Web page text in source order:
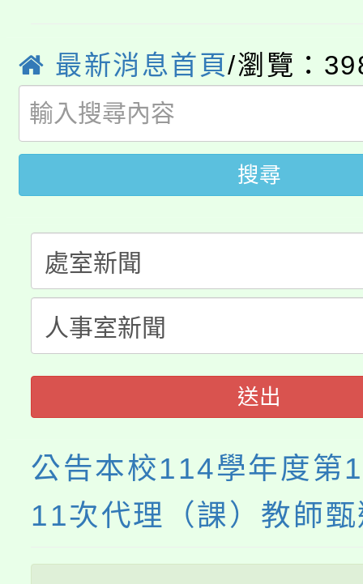
局官網。
8月14至27日，桃園電
開!
115年桃園市運動會8/
田徑場及游泳池舉行。
桃園市低收入戶享有免
視費優惠，中低收入戶
半價優惠，詳情可洽有
者。
大園自造教育及科技中
份教師增能研習
大溪自造教育及科技中
份教師研習
淨零綠生活教案入校路
會
115年食農教育專業人
程
最新消息首頁/瀏覽：
搜尋
送出
公告本校114學年度第
11次代理（課）教師